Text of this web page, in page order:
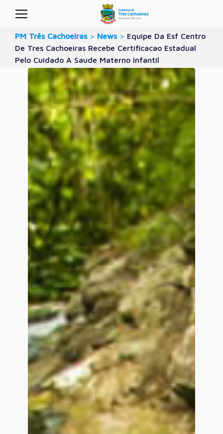
PM Três Cachoeiras > News > Equipe Da Esf Centro
De Tres Cachoeiras Recebe Certificacao Estadual
Pelo Cuidado A Saude Materno Infantil